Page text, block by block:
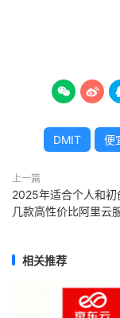
 
DMIT 便
上一篇
2025年适合个人和初
几款高性价比阿里云
相关推荐